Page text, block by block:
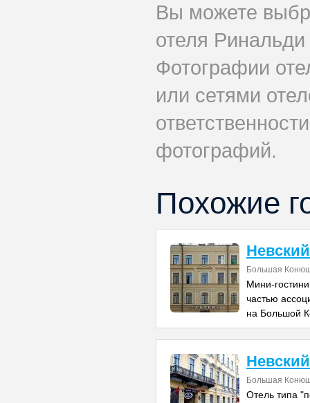
Вы можете
отеля
Фотографии
или сетями
фотографий.
Похожие
Большая
Мини-
частью
на Большой
Большая
Отель типа